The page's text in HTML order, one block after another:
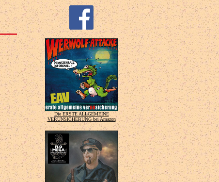
Die ERSTE ALLGEMEINE
VERUNSICHERUNG bei Amazon